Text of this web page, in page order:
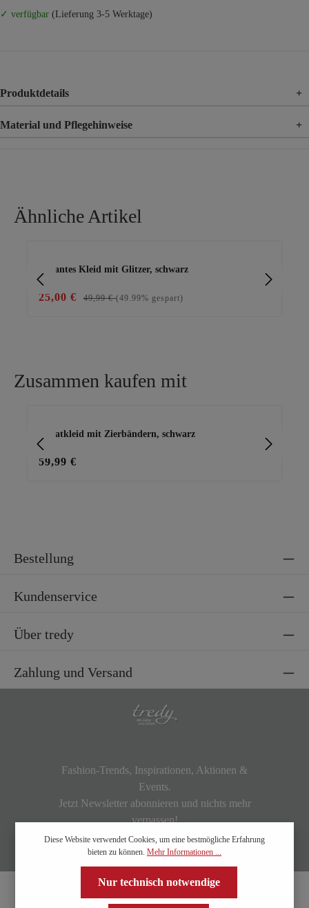
✓ verfügbar (Lieferung 3-5 Werktage)
Produktdetails +
Material und Pflegehinweise +
Ähnliche Artikel
elegantes Kleid mit Glitzer, schwarz
25,00 € 49,99 €(49.99% gespart)
Zusammen kaufen mit
Sweatkleid mit Zierbändern, schwarz
59,99 €
Bestellung
Kundenservice
Über tredy
Zahlung und Versand
Fashion-Trends, Inspirationen, Aktionen &
Events.
Jetzt Newsletter abonnieren und nichts mehr
verpassen!
Diese Website verwendet Cookies, um eine bestmögliche Erfahrung
bieten zu können. Mehr Informationen ...
Nur technisch notwendige